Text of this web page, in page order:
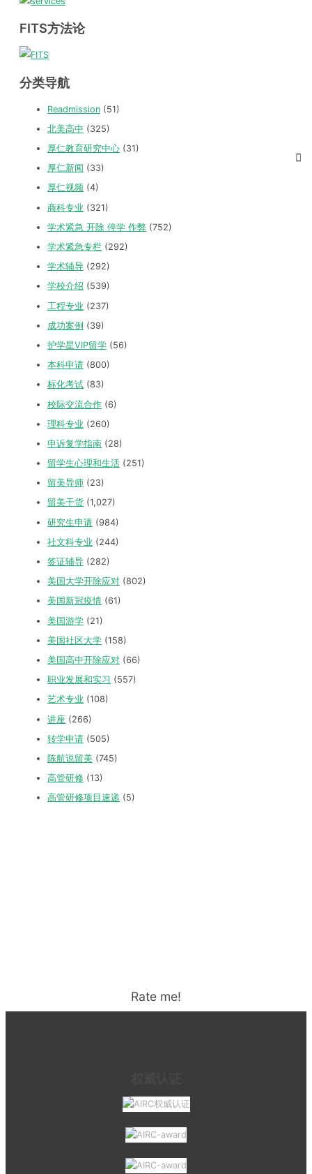
FITS方法论
分类导航
Readmission (51)
北美高中 (325)
厚仁教育研究中心 (31)
厚仁新闻 (33)
厚仁视频 (4)
商科专业 (321)
学术紧急 开除 停学 作弊 (752)
学术紧急专栏 (292)
学术辅导 (292)
学校介绍 (539)
工程专业 (237)
成功案例 (39)
护学星VIP留学 (56)
本科申请 (800)
标化考试 (83)
校际交流合作 (6)
理科专业 (260)
申诉复学指南 (28)
留学生心理和生活 (251)
留美导师 (23)
留美干货 (1,027)
研究生申请 (984)
社文科专业 (244)
签证辅导 (282)
美国大学开除应对 (802)
美国新冠疫情 (61)
美国游学 (21)
美国社区大学 (158)
美国高中开除应对 (66)
职业发展和实习 (557)
艺术专业 (108)
讲座 (266)
转学申请 (505)
陈航说留美 (745)
高管研修 (13)
高管研修项目速递 (5)
Rate me!